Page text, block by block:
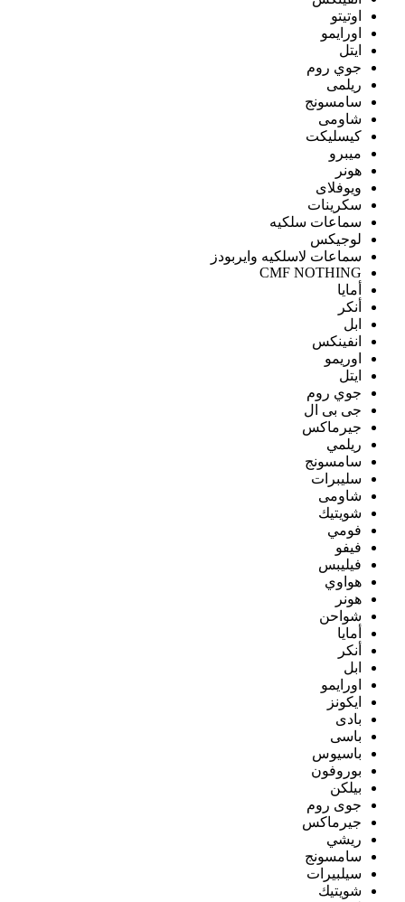
اوتيتو
اورايمو
ايتل
جوي روم
ريلمى
سامسونج
شاومى
كيسليكت
ميبرو
هونر
ويوفلاى
سكرينات
سماعات سلكيه
لوجيكس
سماعات لاسلكيه وايربودز
CMF NOTHING
أمايا
أنكر
ابل
انفينكس
اوريمو
ايتل
جوي روم
جى بى ال
جيرماكس
ريلمي
سامسونج
سليبرات
شاومى
شويتيك
فومي
فيفو
فيليبس
هواوي
هونر
شواحن
أمايا
أنكر
ابل
اورايمو
ايكونز
بادى
باسى
باسيوس
بوروفون
بيلكن
جوى روم
جيرماكس
ريشي
سامسونج
سيلبيرات
شويتيك